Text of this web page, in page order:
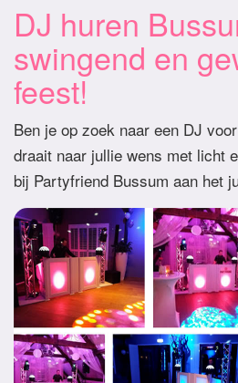
DJ huren
swingend en
feest!
Ben je op zoek naar een DJ
draait naar jullie wens met licht
bij Partyfriend Bussum aan het